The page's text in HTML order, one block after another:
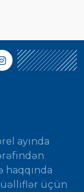
ayında
haqqında
üçün